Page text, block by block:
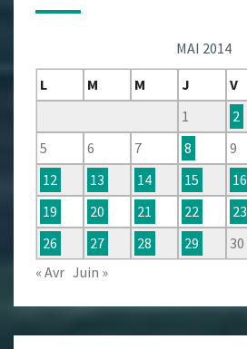
MAI 2014
L
M M J V
1
2
5
6 7 8 9
12
13 14 15 16
19
20 21 22 23
26
27 28 29 30
« Avr Juin »